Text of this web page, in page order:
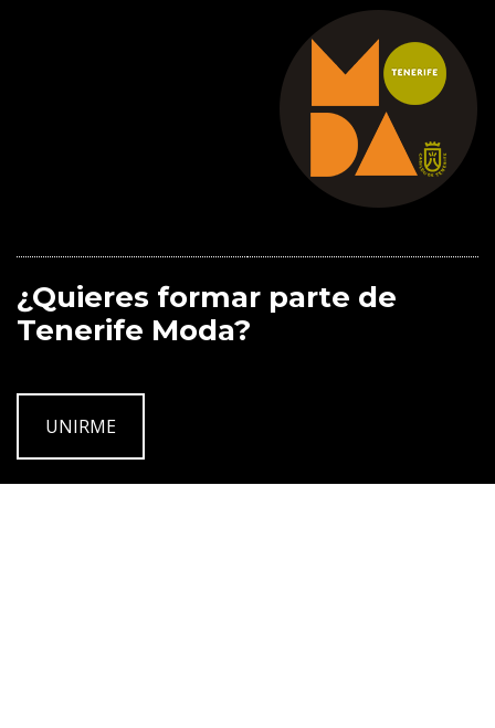
¿Quieres formar parte de
Tenerife Moda?
UNIRME